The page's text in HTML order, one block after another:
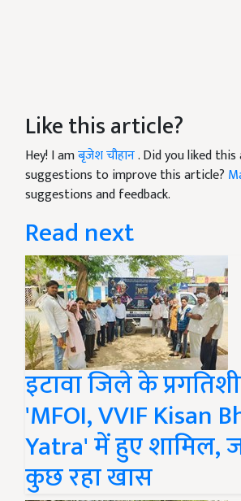
Like this article?
Hey! I amबृजेश चौहान. Did you liked
suggestions to improve this article?
suggestions and feedback.
Read next
इटावा जिले के
'MFOI, VVIF Kisan
Yatra' में हुए शामिल,
कुछ रहा खास